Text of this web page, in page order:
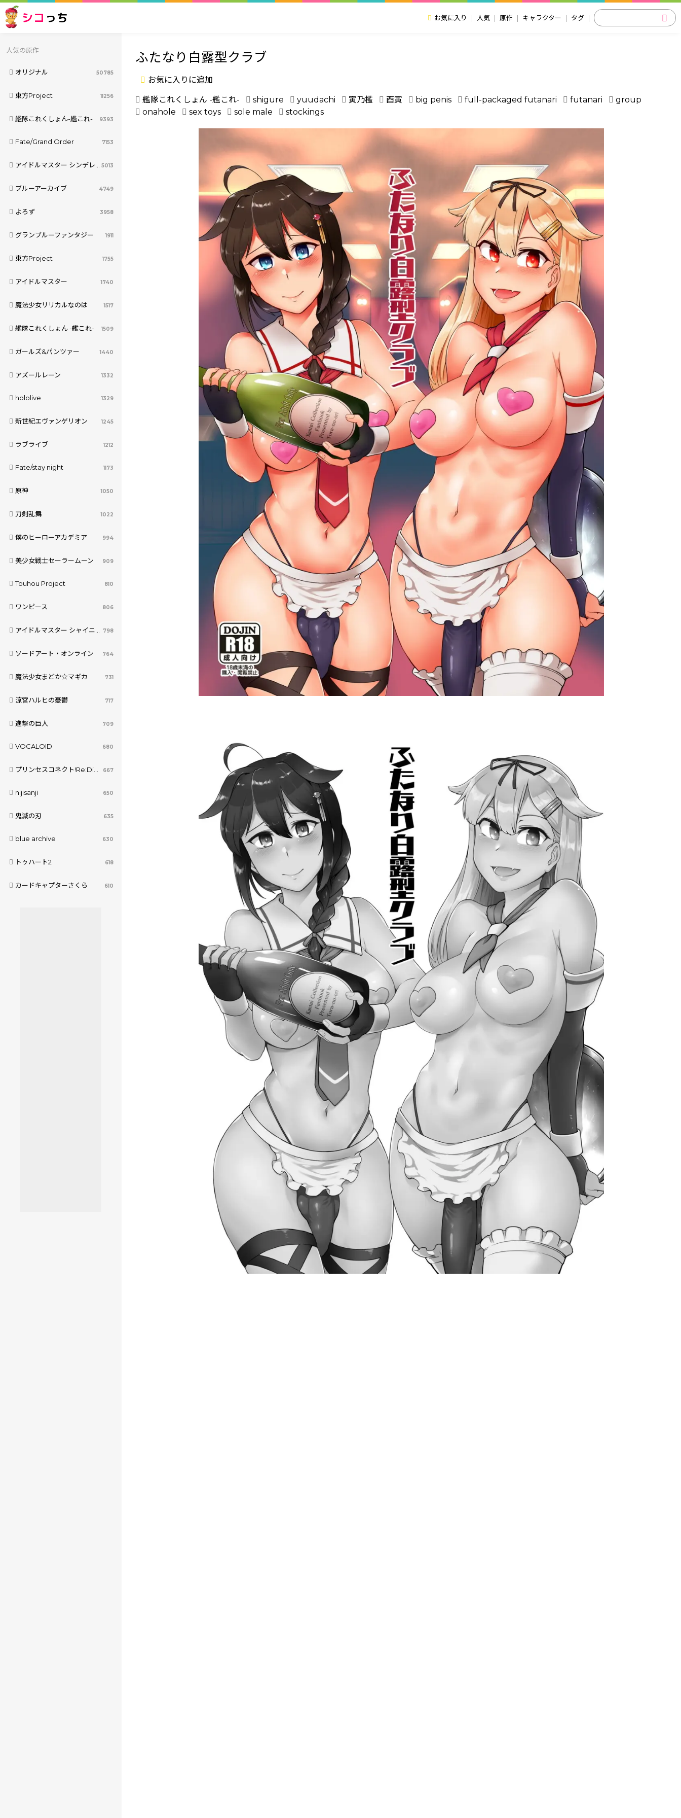
シコ っち お気に入り 人気 原作 キャラクター タグ
人気の原作
オリジナル 50785
東方Project 11256
艦隊これくしょん-艦これ- 9393
Fate/Grand Order 7153
アイドルマスター シンデレラガールズ 5013
ブルーアーカイブ 4749
よろず 3958
グランブルーファンタジー 1911
東方Project 1755
アイドルマスター 1740
魔法少女リリカルなのは 1517
艦隊これくしょん -艦これ- 1509
ガールズ&パンツァー 1440
アズールレーン 1332
hololive 1329
新世紀エヴァンゲリオン 1245
ラブライブ 1212
Fate/stay night 1173
原神 1050
刀剣乱舞 1022
僕のヒーローアカデミア 994
美少女戦士セーラームーン 909
Touhou Project 810
ワンピース 806
アイドルマスター シャイニーカラーズ 798
ソードアート・オンライン 764
魔法少女まどか☆マギカ 731
涼宮ハルヒの憂鬱 717
進撃の巨人 709
VOCALOID 680
プリンセスコネクト!Re:Dive 667
nijisanji 650
鬼滅の刃 635
blue archive 630
トゥハート2 618
カードキャプターさくら 610
ふたなり白露型クラブ
お気に入りに追加
艦隊これくしょん -艦これ- shigure yuudachi 寅乃檻 酉寅 big penis full-packaged futanari futanari
group
onahole
sex toys sole male stockings